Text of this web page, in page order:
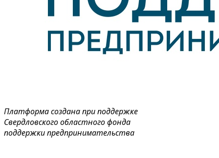
Платформа создана при поддержке
Свердловского областного фонда
поддержки предпринимательства